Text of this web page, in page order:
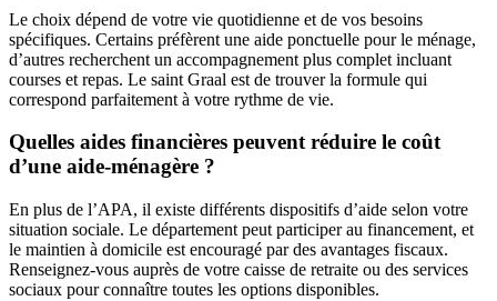
Le choix dépend de votre vie quotidienne et de vos besoins
spécifiques. Certains préfèrent une aide ponctuelle pour le ménage,
d’autres recherchent un accompagnement plus complet incluant
courses et repas. Le saint Graal est de trouver la formule qui
correspond parfaitement à votre rythme de vie.
Quelles aides financières peuvent réduire le coût
d’une aide-ménagère ?
En plus de l’APA, il existe différents dispositifs d’aide selon votre
situation sociale. Le département peut participer au financement, et
le maintien à domicile est encouragé par des avantages fiscaux.
Renseignez-vous auprès de votre caisse de retraite ou des services
sociaux pour connaître toutes les options disponibles.